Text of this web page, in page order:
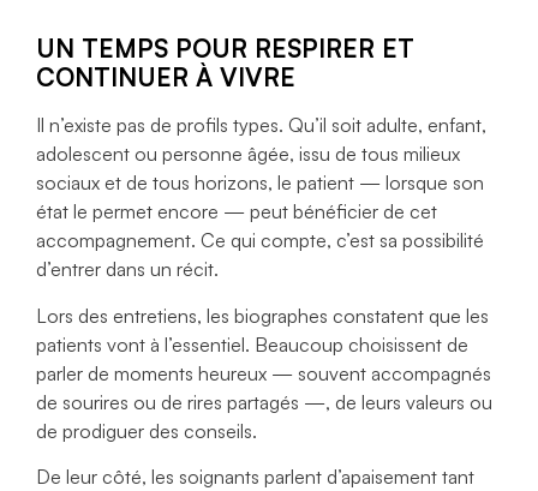
UN TEMPS POUR RESPIRER ET
CONTINUER À VIVRE
Il n’existe pas de profils types. Qu’il soit adulte, enfant,
adolescent ou personne âgée, issu de tous milieux
sociaux et de tous horizons, le patient — lorsque son
état le permet encore — peut bénéficier de cet
accompagnement. Ce qui compte, c’est sa possibilité
d’entrer dans un récit.
Lors des entretiens, les biographes constatent que les
patients vont à l’essentiel. Beaucoup choisissent de
parler de moments heureux — souvent accompagnés
de sourires ou de rires partagés —, de leurs valeurs ou
de prodiguer des conseils.
De leur côté, les soignants parlent d’apaisement tant